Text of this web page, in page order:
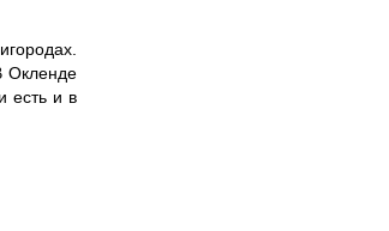
Окленде
есть и в